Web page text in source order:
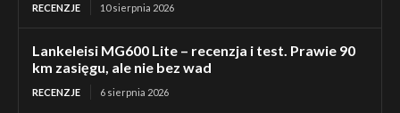
RECENZJE 10 sierpnia 2026
Lankeleisi MG600 Lite – recenzja i test. Prawie 90
km zasięgu, ale nie bez wad
RECENZJE 6 sierpnia 2026